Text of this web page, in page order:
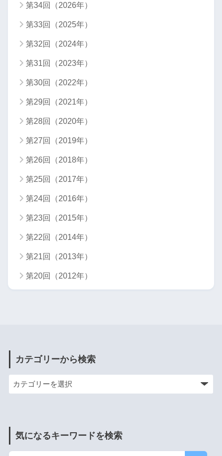
第34回（2026年）
第33回（2025年）
第32回（2024年）
第31回（2023年）
第30回（2022年）
第29回（2021年）
第28回（2020年）
第27回（2019年）
第26回（2018年）
第25回（2017年）
第24回（2016年）
第23回（2015年）
第22回（2014年）
第21回（2013年）
第20回（2012年）
カテゴリーから検索
気になるキーワードを検索